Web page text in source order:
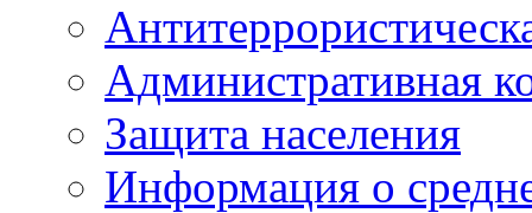
Административная
Защита населения
Информация о